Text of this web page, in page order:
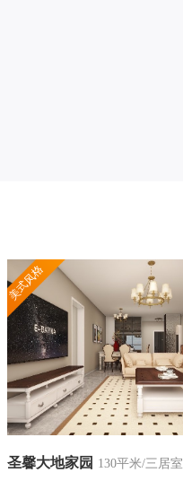
美式风格
圣馨大地家园 130平米/三居室